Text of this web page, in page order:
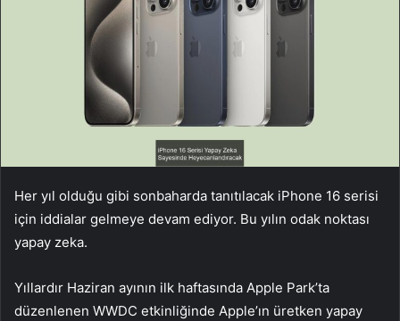
Her yıl olduğu gibi sonbaharda tanıtılacak iPhone 16 serisi
için iddialar gelmeye devam ediyor. Bu yılın odak noktası
yapay zeka.
Yıllardır Haziran ayının ilk haftasında Apple Park’ta
düzenlenen WWDC etkinliğinde Apple’ın üretken yapay